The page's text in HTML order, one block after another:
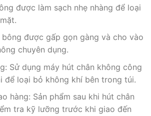
được làm sạch nhẹ nhàng để loại
được gấp gọn gàng và cho vào
chuyên dụng.
Sử dụng máy hút chân không công
để loại bỏ không khí bên trong túi.
hàng: Sản phẩm sau khi hút chân
tra kỹ lưỡng trước khi giao đến